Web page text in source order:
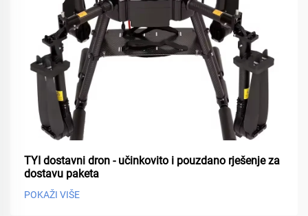
TYI dostavni dron - učinkovito i pouzdano rješenje za
dostavu paketa
POKAŽI VIŠE